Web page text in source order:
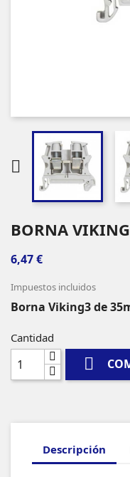

BORNA
6,47 €
Impuestos incluidos
Borna Viking3 de
Cantidad

Descripción